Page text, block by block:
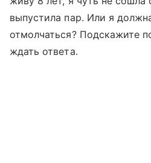
выпустила пар. Или я
отмолчаться? Подскажите
ждать ответа.